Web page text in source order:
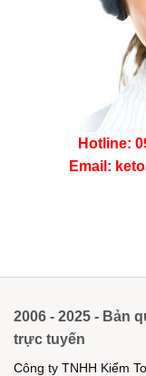
Hotline:
Email:
2006 - 2025 - Bản
trực tuyến
Công ty TNHH Kiểm